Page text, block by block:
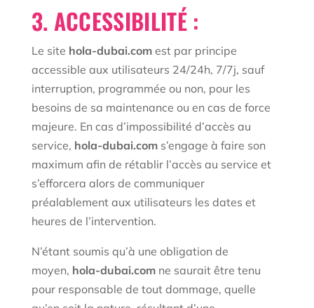
3. ACCESSIBILITÉ :
Le site hola-dubai.comest par principe
accessible aux utilisateurs 24/24h, 7/7j, sauf
interruption, programmée ou non, pour les
besoins de sa maintenance ou en cas de force
majeure. En cas d’impossibilité d’accès au
service, hola-dubai.com s’engage à faire son
maximum afin de rétablir l’accès au service et
s’efforcera alors de communiquer
préalablement aux utilisateurs les dates et
heures de l’intervention.
N’étant soumis qu’à une obligation de
moyen, hola-dubai.comne saurait être tenu
pour responsable de tout dommage, quelle